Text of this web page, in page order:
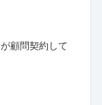
顧問契約して